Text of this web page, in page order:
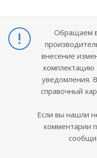
Обращаем
внесение
комплектацию
уведомления.
справочный
Если вы нашли
комментарии